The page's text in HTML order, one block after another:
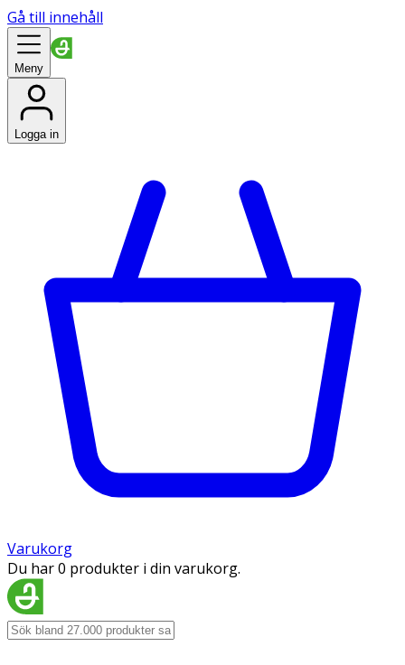
Gå till innehåll
Meny
Logga in
Varukorg
Du har 0 produkter i din varukorg.